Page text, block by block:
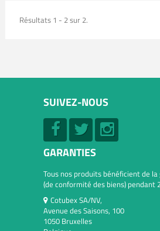
Résultats 1 - 2 sur 2.
SUIVEZ-NOUS
GARANTIES
Tous nos produits bénéficient de
(de conformité des biens) pendant
Cotubex SA/NV,
Avenue des Saisons, 100
1050 Bruxelles